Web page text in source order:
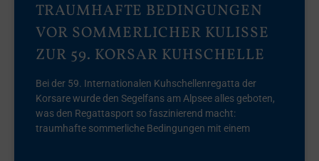
TRAUMHAFTE BEDINGUNGEN
VOR SOMMERLICHER KULISSE
ZUR 59. KORSAR KUHSCHELLE
Bei der 59. Internationalen Kuhschellenregatta der
Korsare wurde den Segelfans am Alpsee alles geboten,
was den Regattasport so faszinierend macht:
traumhafte sommerliche Bedingungen mit einem